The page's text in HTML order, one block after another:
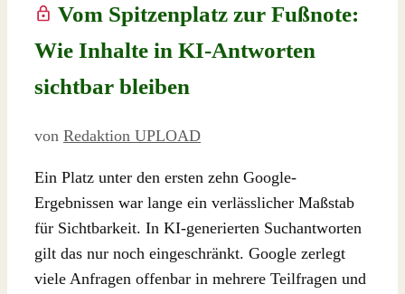
Vom Spitzenplatz zur Fußnote:
Wie Inhalte in KI-Antworten
sichtbar bleiben
von Redaktion UPLOAD
Ein Platz unter den ersten zehn Google-
Ergebnissen war lange ein verlässlicher Maßstab
für Sichtbarkeit. In KI-generierten Suchantworten
gilt das nur noch eingeschränkt. Google zerlegt
viele Anfragen offenbar in mehrere Teilfragen und